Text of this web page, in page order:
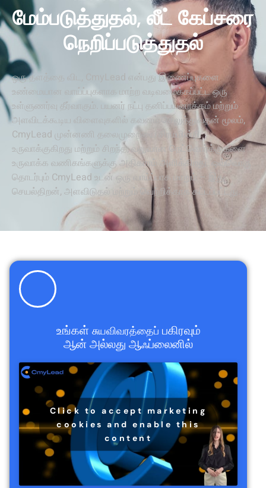
மேம்படுத்துதல், லீட் கேப்சரை
நெறிப்படுத்துதல்
ஒரு தளத்தை விட, CmyLead என்பது இணைப்புகளை
உண்மையான வாய்ப்புகளாக மாற்ற வடிவமைக்கப்பட்ட ஒரு
உள்ளுணர்வு தீர்வாகும். பயனர் நட்பு தனிப்பயனாக்கம் மற்றும்
அளவிடக்கூடிய விளைவுகளில் கவனம் செலுத்துவதன் மூலம்,
CmyLead முன்னணி தலைமுறையை சிரமமின்றி
உருவாக்குகிறது மற்றும் சிறந்த, வலுவான நெட்வொர்க்குகளை
உருவாக்க வணிகங்களுக்கு அதிகாரம் அளிக்கிறது. ஒவ்வொரு
தொடர்பும் CmyLead உடன் ஒரு வாய்ப்பாக மாறும் – இது
செயல்திறன், அளவிடுதல் மற்றும் வெற்றிக்காக கட்டப்பட்டது.
உங்கள் சுயவிவரத்தைப் பகிரவும்
ஆன் அல்லது ஆஃப்லைனில்
Click to accept marketing
cookies and enable this
content